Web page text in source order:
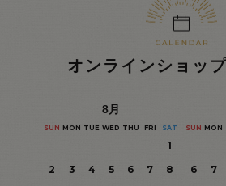
オンラインショッ
8月
SUN MON TUE WED THU FRI SAT
1
2
3 4 5 6 7
8
SUN MON
6
7